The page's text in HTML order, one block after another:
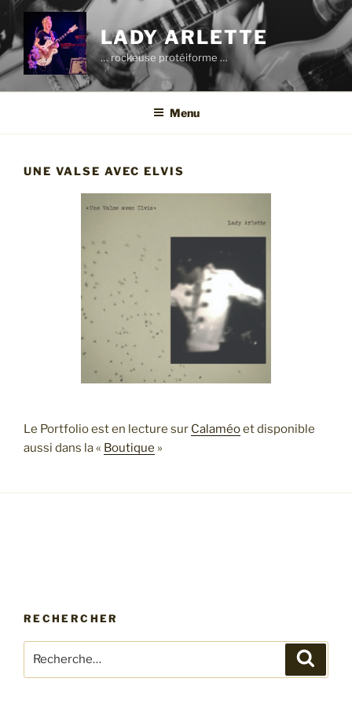
Aller
au
contenu
principal
LADY ARLETTE
… rockeuse protéiforme …
Menu
UNE VALSE AVEC ELVIS
Le Portfolio est en lecture sur Calaméoet disponible
aussi dans la « Boutique »
RECHERCHER
pour